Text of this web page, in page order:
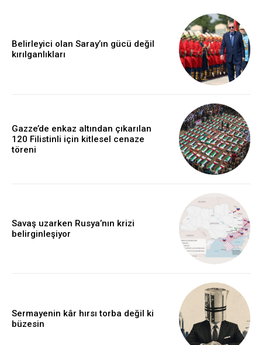
Belirleyici olan Saray’ın gücü değil
kırılganlıkları
Gazze’de enkaz altından çıkarılan
120 Filistinli için kitlesel cenaze
töreni
Savaş uzarken Rusya’nın krizi
belirginleşiyor
Sermayenin kâr hırsı torba değil ki
büzesin